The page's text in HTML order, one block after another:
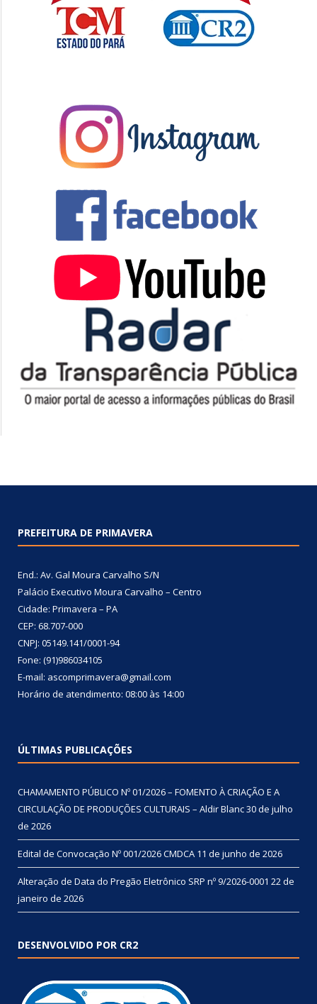
PREFEITURA DE PRIMAVERA
End.: Av. Gal Moura Carvalho S/N
Palácio Executivo Moura Carvalho – Centro
Cidade: Primavera – PA
CEP: 68.707-000
CNPJ: 05149.141/0001-94
Fone: (91)986034105
E-mail: ascomprimavera@gmail.com
Horário de atendimento: 08:00 às 14:00
ÚLTIMAS PUBLICAÇÕES
CHAMAMENTO PÚBLICO Nº 01/2026 – FOMENTO À CRIAÇÃO E A
CIRCULAÇÃO DE PRODUÇÕES CULTURAIS – Aldir Blanc30 de julho
de 2026
Edital de Convocação Nº 001/2026 CMDCA 11 de junho de 2026
Alteração de Data do Pregão Eletrônico SRP nº 9/2026-0001 22 de
janeiro de 2026
DESENVOLVIDO POR CR2